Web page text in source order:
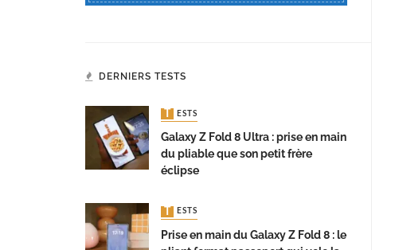
DERNIERS TESTS
TESTS
Galaxy Z Fold 8 Ultra : prise en main
du pliable que son petit frère
éclipse
TESTS
Prise en main du Galaxy Z Fold 8 : le